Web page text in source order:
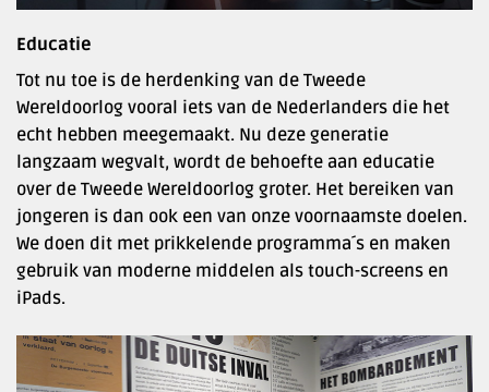
Educatie
Tot nu toe is de herdenking van de Tweede
Wereldoorlog vooral iets van de Nederlanders die het
echt hebben meegemaakt. Nu deze generatie
langzaam wegvalt, wordt de behoefte aan educatie
over de Tweede Wereldoorlog groter. Het bereiken van
jongeren is dan ook een van onze voornaamste doelen.
We doen dit met prikkelende programma´s en maken
gebruik van moderne middelen als touch-screens en
iPads.